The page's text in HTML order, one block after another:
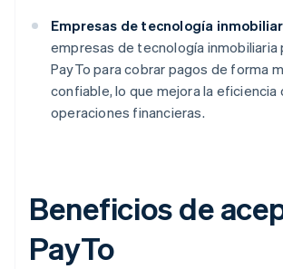
Empresas de tecnología
empresas de tecnología inmobiliaria
PayTo para cobrar pagos de forma
confiable, lo que mejora la eficiencia
operaciones financieras.
Beneficios de
PayTo